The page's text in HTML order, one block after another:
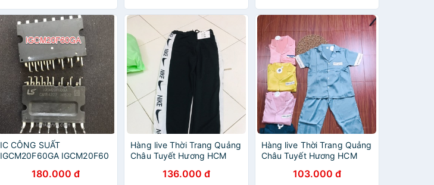
IC CÔNG SUẤT
IGCM20F60GA IGCM20F60
CHÍNH HÃNG (ĐÃ TEST)
180.000 đ
Hàng live Thời Trang Quảng
Châu Tuyết Hương HCM
136.000 đ
Hàng live Thời Trang Quảng
Châu Tuyết Hương HCM
103.000 đ